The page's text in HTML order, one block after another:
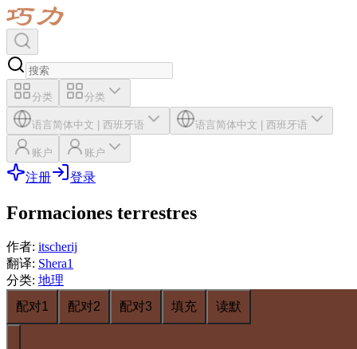
分类 分类
语言简体中文 | 西班牙语 语言简体中文 | 西班牙语
账户 账户
注册 登录
Formaciones terrestres
作者: itscherij
翻译: Shera1
分类: 地理
配对1
配对2 配对3 填充 读默